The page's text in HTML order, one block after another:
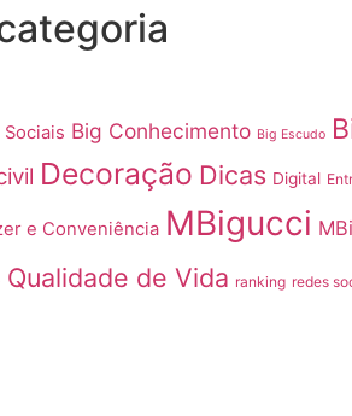
Big Conhecimento Big Escudo
Decoração Dicas Digital
e Conveniência MBigucci
Qualidade de Vida ranking redes